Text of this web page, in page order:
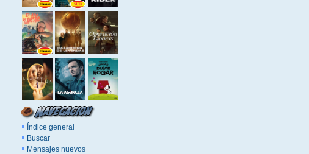
Índice general
Buscar
Mensajes nuevos